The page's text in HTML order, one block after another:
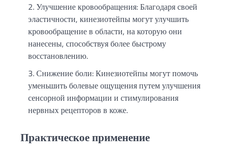
Улучшение кровообращения: Благодаря своей
эластичности, кинезиотейпы могут улучшить
кровообращение в области, на которую они
нанесены, способствуя более быстрому
восстановлению.
Снижение боли: Кинезиотейпы могут помочь
уменьшить болевые ощущения путем улучшения
сенсорной информации и стимулирования
нервных рецепторов в коже.
Практическое применение